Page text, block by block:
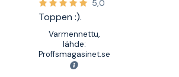
5,0
Toppen :).
Varmennettu,
lähde:
Proffsmagasinet.se